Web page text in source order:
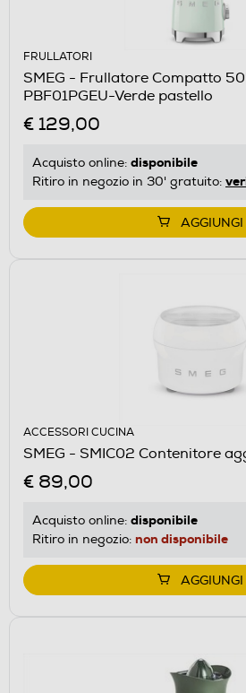
FRULLATORI
SMEG - Frullatore Compatto
PBF01PGEU-Verde pastello
€ 129,00
Acquisto online: disponibile
Ritiro in negozio in 30' gratuito:
AGGIUNGI
ACCESSORI CUCINA
SMEG - SMIC02 Contenitore
€ 89,00
Acquisto online: disponibile
Ritiro in negozio: non disponibile
AGGIUNGI